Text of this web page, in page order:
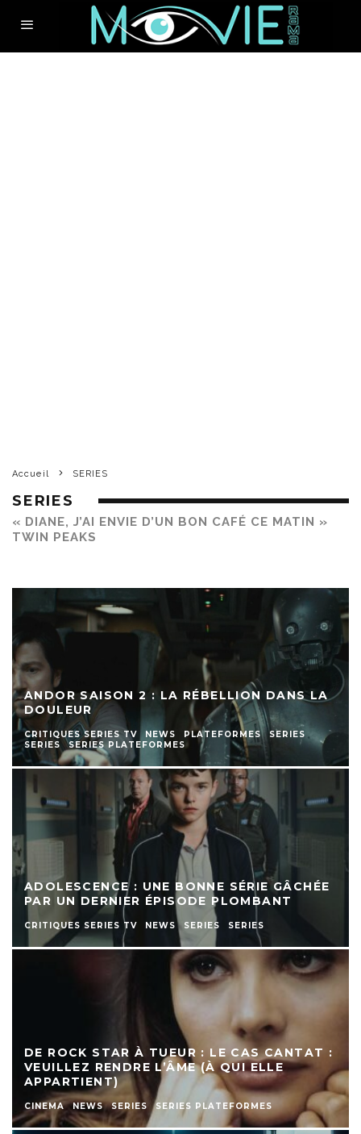
Accueil SERIES
SERIES
« DIANE, J’AI ENVIE D’UN BON CAFÉ CE MATIN »
TWIN PEAKS
ANDOR SAISON 2 : LA RÉBELLION DANS LA
DOULEUR
CRITIQUES SERIES TV NEWS PLATEFORMES
SERIES
SERIES
SERIES PLATEFORMES
ADOLESCENCE : UNE BONNE SÉRIE GÂCHÉE
PAR UN DERNIER ÉPISODE PLOMBANT
CRITIQUES SERIES TV NEWS SERIES SERIES
DE ROCK STAR À TUEUR : LE CAS CANTAT :
VEUILLEZ RENDRE L’ÂME (À QUI ELLE
APPARTIENT)
CINEMA NEWS SERIES SERIES PLATEFORMES